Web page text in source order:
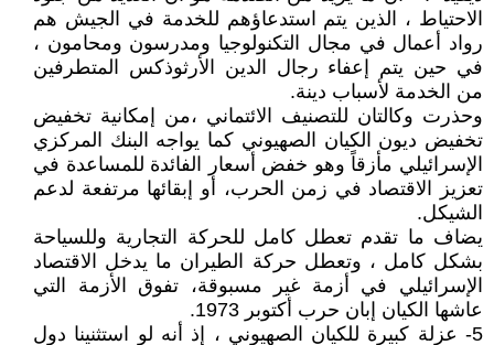
الاحتياط ، الذين يتم استدعاؤهم للخدمة في الجيش هم
رواد أعمال في مجال التكنولوجيا ومدرسون ومحامون ،
في حين يتم إعفاء رجال الدين الأرثوذكس المتطرفين
من الخدمة لأسباب دينة.
وحذرت وكالتان للتصنيف الائتماني ،من إمكانية تخفيض
تخفيض ديون الكيان الصهيوني كما يواجه البنك المركزي
الإسرائيلي مأزقاً وهو خفض أسعار الفائدة للمساعدة في
تعزيز الاقتصاد في زمن الحرب، أو إبقائها مرتفعة لدعم
الشيكل.
يضاف ما تقدم تعطل كامل للحركة التجارية وللسياحة
بشكل كامل ، وتعطل حركة الطيران ما يدخل الاقتصاد
الإسرائيلي في أزمة غير مسبوقة، تفوق الأزمة التي
عاشها الكيان إبان حرب أكتوبر 1973.
5- عزلة كبيرة للكيان الصهيوني ، إذ أنه لو استثنينا دول